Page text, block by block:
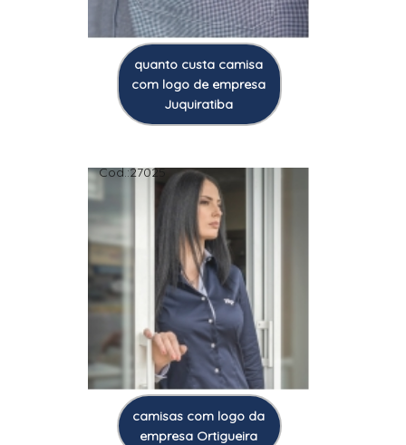
quanto custa camisa
com logo de empresa
Juquiratiba
Cod.:27025
camisas com logo da
empresa Ortigueira